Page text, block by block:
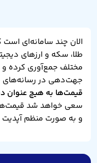
الان چند سامانه‌ای است
طلا، سکه و ارزهای
مختلف جمع‌آوری کرده و
جهت‌دهی در رسانه‌های
قیمت‌ها به هیچ
سعی خواهد شد قیمت‌ها
و به صورت منظم